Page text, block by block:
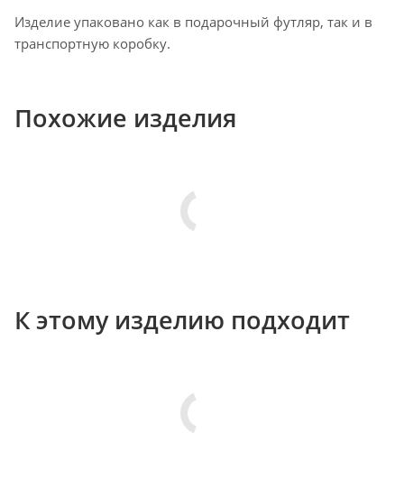
Изделие упаковано как в подарочный футляр, так и в
транспортную коробку.
Похожие изделия
К этому изделию подходит